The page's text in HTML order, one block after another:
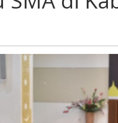
Aceh
di
Kabupaten/Kota